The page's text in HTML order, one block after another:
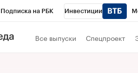
Подписка на РБК Инвестиции
Телеканал Все выпуски Спецпроект